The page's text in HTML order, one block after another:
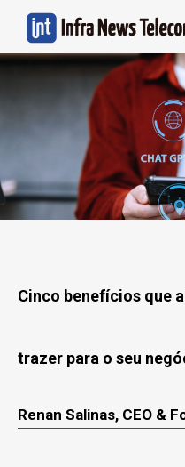
Cinco benefícios que
trazer para o seu
Renan Salinas, CEO &